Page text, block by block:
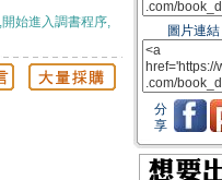
始進入調書程序,
圖片連結
分
享